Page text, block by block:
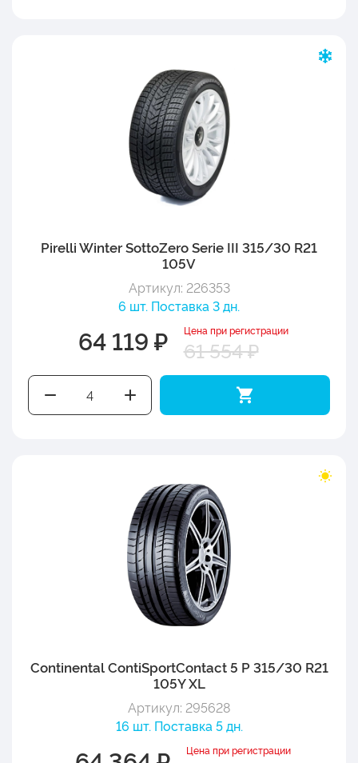
Pirelli Winter SottoZero Serie III 315/30 R21
105V
Артикул: 226353
6 шт. Поставка 3 дн.
64 119 ₽ Цена при регистрации
61 554 ₽
Continental ContiSportContact 5 P 315/30 R21
105Y XL
Артикул: 295628
16 шт. Поставка 5 дн.
Цена при регистрации